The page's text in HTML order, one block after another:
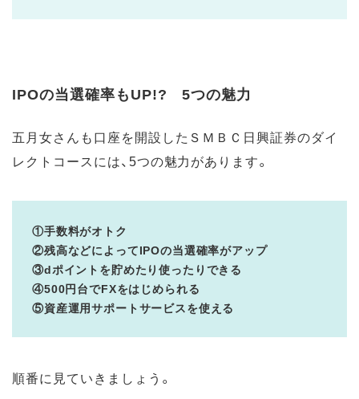
IPOの当選確率もUP!? 5つの魅力
五月女さんも口座を開設したＳＭＢＣ日興証券のダイ
レクトコースには、5つの魅力があります。
①手数料がオトク
②残高などによってIPOの当選確率がアップ
③dポイントを貯めたり使ったりできる
④500円台でFXをはじめられる
⑤資産運用サポートサービスを使える
順番に見ていきましょう。